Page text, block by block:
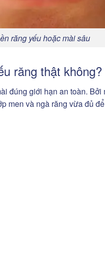
răng yếu hoặc mài sâu
răng thật không?
đúng giới hạn an toàn.
men và ngà răng vừa đủ